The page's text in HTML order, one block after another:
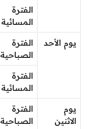
الفترة
المسائية
يوم الأحد
الفترة
الصباحية
الفترة
المسائية
يوم
الاثنين
الفترة
الصباحية